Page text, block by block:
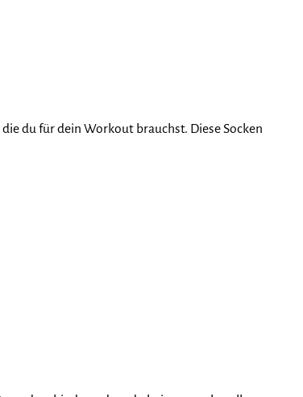
du für dein Workout brauchst. Diese Socken